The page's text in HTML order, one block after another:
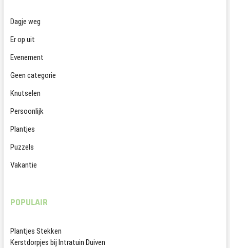
Dagje weg
Er op uit
Evenement
Geen categorie
Knutselen
Persoonlijk
Plantjes
Puzzels
Vakantie
POPULAIR
Plantjes Stekken
Kerstdorpjes bij Intratuin Duiven